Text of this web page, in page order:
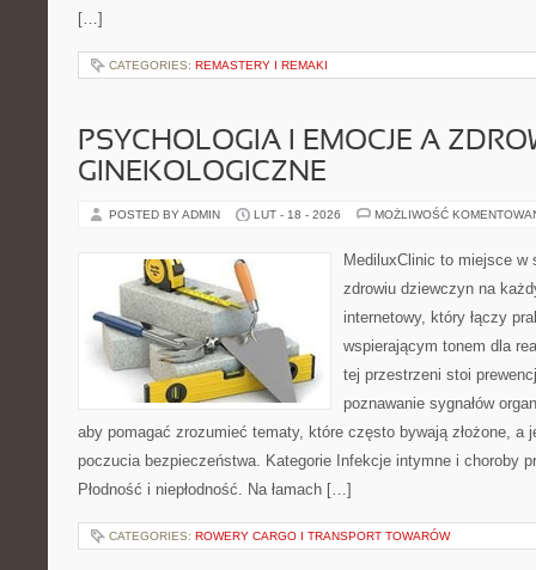
[…]
CATEGORIES: REMASTERY I REMAKI
PSYCHOLOGIA I EMOCJE A
GINEKOLOGICZNE
POSTED BY ADMIN LUT - 18 - 2026 MOŻLIWOŚĆ
MediluxClinic to miejsce
zdrowiu dziewczyn na
internetowy, który łączy
wspierającym tonem dla
tej przestrzeni stoi
poznawanie sygnałów
aby pomagać zrozumieć tematy, które często bywają złożone, a
poczucia bezpieczeństwa. Kategorie Infekcje intymne i choroby
Płodność i niepłodność. Na łamach […]
CATEGORIES: ROWERY CARGO I TRANSPORT TOWARÓW